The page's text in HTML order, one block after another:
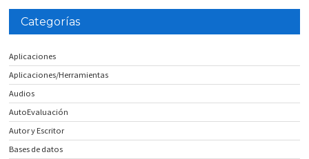
Categorías
Aplicaciones
Aplicaciones/Herramientas
Audios
AutoEvaluación
Autor y Escritor
Bases de datos